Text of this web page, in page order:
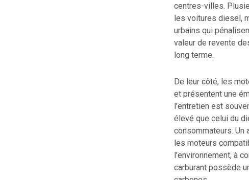
centres-villes.
les voitures diesel,
urbains qui
valeur de revente
long terme.
De leur côté, les
et présentent une
l’entretien est
élevé que celui du
consommateurs. Un
les moteurs
l’environnement, à
carburant possède